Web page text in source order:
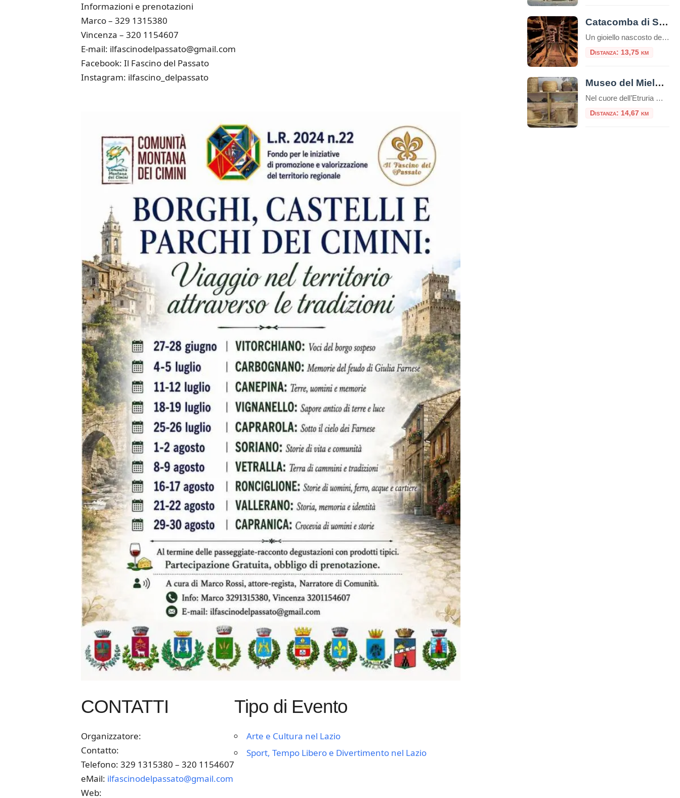
Informazioni e prenotazioni
Marco – 329 1315380
Vincenza – 320 1154607
E-mail: ilfascinodelpassato@gmail.com
Facebook: Il Fascino del Passato
Instagram: ilfascino_delpassato
CONTATTI
Organizzatore:
Contatto:
Telefono: 329 1315380 – 320 1154607
eMail: ilfascinodelpassato@gmail.com
Web:
Tipo di Evento
Arte e Cultura nel Lazio
Sport, Tempo Libero e Divertimento nel Lazio
Catacomba di Santa Savinilla
Un gioiello nascosto della cristianità nel cuore della Tuscia Nel sottosuolo tufaceo di Nepi, nella provincia di Viterbo, si cela un luogo sacro e silenzioso: la Catacomba di Santa Savinilla. Meno conosciuta rispetto ai grandi complessi romani, rappresenta uno dei più importanti siti paleocristiani del Lazio settentrionale. Origini e storia La catacomba prende il nome […]
Distanza: 13,75 km
Museo del Miele di Canale Monterano
Nel cuore dell’Etruria Meridionale, a poca distanza da Roma e a ridosso dell’incantevole Riserva Naturale di Monterano, sorge un piccolo scrigno di cultura materiale e biodiversità: il Museo del Miele di Canale Monterano. Nato dalla passione e dalla lungimiranza dell’Associazione Monterano Apicoltori APS, questo spazio espositivo non è soltanto un luogo in cui si conserva […]
Distanza: 14,67 km